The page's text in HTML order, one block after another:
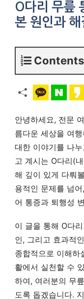
O다리 무릎
본 원인과 해
Contents
안녕하세요, 전문
름다운 세상을 여행
대한 이야기를 나
고 계시는 O다리(
해 깊이 있게 다뤄
용적인 문제를 넘
어 통증과 퇴행성
이 글을 통해 O다
인, 그리고 효과적
종합적으로 이해하
활에서 실천할 수
하여, 여러분의 무
도록 돕겠습니다.